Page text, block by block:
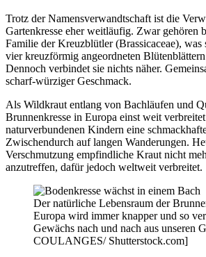
Trotz der Namensverwandtschaft ist die
Gartenkresse eher weitläufig. Zwar gehören
Familie der Kreuzblütler (Brassicaceae), was
vier kreuzförmig angeordneten
Dennoch verbindet sie nichts näher.
scharf-würziger Geschmack.
Als Wildkraut entlang von Bachläufen und
Brunnenkresse in Europa einst weit
naturverbundenen Kindern eine
Zwischendurch auf langen Wanderungen.
Verschmutzung empfindliche Kraut nicht
anzutreffen, dafür jedoch weltweit verbreitet.
Der natürliche Lebensraum der
Europa wird immer knapper und so
Gewächs nach und nach aus unseren
COULANGES/ Shutterstock.com]